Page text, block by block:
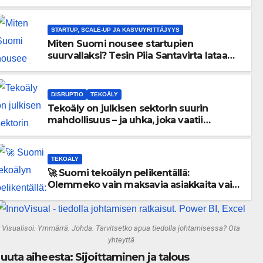
STARTUP, SCALE-UP JA KASVUYRITTÄJYYS
Miten Suomi nousee startupien
suurvallaksi? Tesin Piia Santavirta lataa
DISRUPTIO TEKOÄLY
Tekoäly on julkisen sektorin suurin
mahdollisuus – ja uhka, joka vaatii
TEKOÄLY
🚀 Suomi tekoälyn pelikentällä:
Olemmeko vain maksavia asiakkaita vai
gigatehtaan?
Visualisoi. Ymmärrä. Johda. Tarvitsetko apua tiedolla johtamisessa? Ota
yhteyttä
aiheesta: Sijoittaminen ja talous